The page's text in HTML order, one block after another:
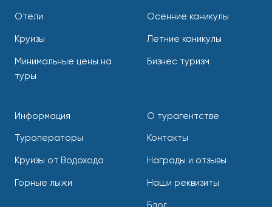
Отели
Круизы
Минимальные цены на
туры
Осенние каникулы
Летние каникулы
Бизнес туризм
Информация
Туроператоры
Круизы от Водохода
Горные лыжи
О турагентстве
Контакты
Награды и отзывы
Наши реквизиты